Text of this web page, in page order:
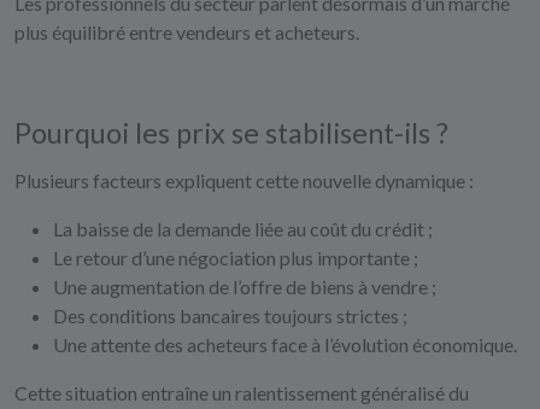
plus équilibré entre vendeurs et acheteurs.
Pourquoi les prix se stabilisent-ils ?
Plusieurs facteurs expliquent cette nouvelle dynamique :
La baisse de la demande liée au coût du crédit ;
Le retour d’une négociation plus importante ;
Une augmentation de l’offre de biens à vendre ;
Des conditions bancaires toujours strictes ;
Une attente des acheteurs face à l’évolution économique.
Cette situation entraîne un ralentissement généralisé du